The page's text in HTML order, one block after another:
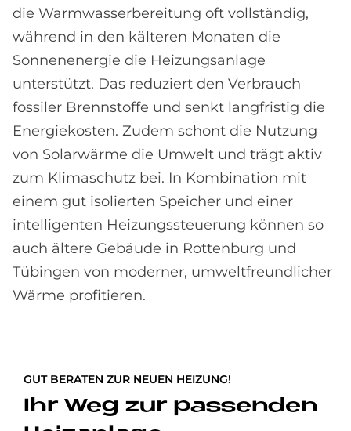
die Warmwasserbereitung oft vollständig,
während in den kälteren Monaten die
Sonnenenergie die Heizungsanlage
unterstützt. Das reduziert den Verbrauch
fossiler Brennstoffe und senkt langfristig die
Energiekosten. Zudem schont die Nutzung
von Solarwärme die Umwelt und trägt aktiv
zum Klimaschutz bei. In Kombination mit
einem gut isolierten Speicher und einer
intelligenten Heizungssteuerung können so
auch ältere Gebäude in Rottenburg und
Tübingen von moderner, umweltfreundlicher
Wärme profitieren.
GUT BERATEN ZUR NEUEN HEIZUNG!
Ihr Weg zur passenden